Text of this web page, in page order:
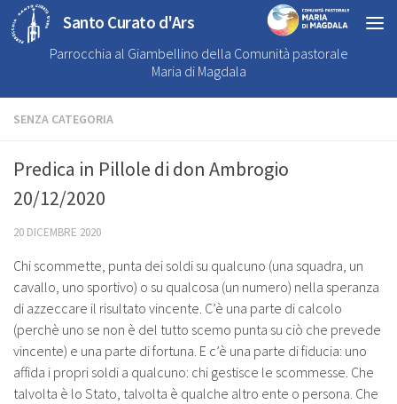
Santo Curato d'Ars
Parrocchia al Giambellino della Comunità pastorale
Maria di Magdala
SENZA CATEGORIA
Predica in Pillole di don Ambrogio
20/12/2020
20 DICEMBRE 2020
Chi scommette, punta dei soldi su qualcuno (una squadra, un
cavallo, uno sportivo) o su qualcosa (un numero) nella speranza
di azzeccare il risultato vincente. C’è una parte di calcolo
(perchè uno se non è del tutto scemo punta su ciò che prevede
vincente) e una parte di fortuna. E c’è una parte di fiducia: uno
affida i propri soldi a qualcuno: chi gestisce le scommesse. Che
talvolta è lo Stato, talvolta è qualche altro ente o persona. Che